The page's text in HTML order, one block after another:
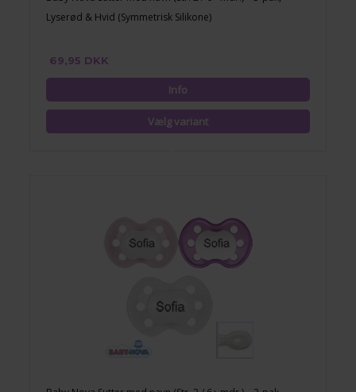
Lyserød & Hvid (Symmetrisk Silikone)
69,95 DKK